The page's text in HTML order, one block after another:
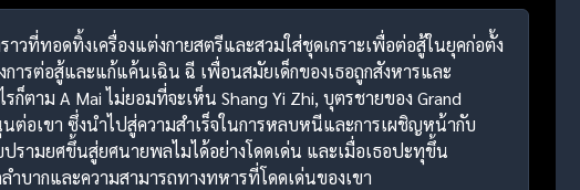
าวที่ทอดทิ้งเครื่องแต่งกายสตรีและสวมใส่ชุดเกราะเพื่อต่อสู้ในยุคก่อตั้ง
ารต่อสู้และแก้แค้นเฉิน ฉี เพื่อนสมัยเด็กของเธอถูกสังหารและ
ตาม A Mai ไม่ยอมที่จะเห็น Shang Yi Zhi, บุตรชายของ Grand
อเขา ซึ่งนำไปสู่ความสำเร็จในการหลบหนีและการเผชิญหน้ากับ
รามยศขึ้นสู่ยศนายพลไมได้อย่างโดดเด่น และเมื่อเธอปะทุขึ้น
บากและความสามารถทางทหารที่โดดเด่นของเขา